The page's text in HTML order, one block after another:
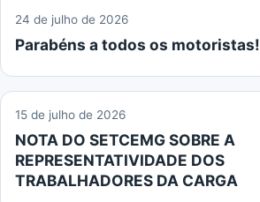
24 de julho de 2026
Parabéns a todos os motoristas!
15 de julho de 2026
NOTA DO SETCEMG SOBRE A
REPRESENTATIVIDADE DOS
TRABALHADORES DA CARGA